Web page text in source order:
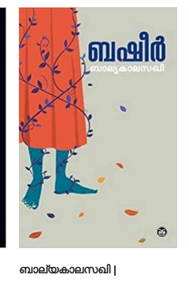
ബാല്യകാലസഖി |